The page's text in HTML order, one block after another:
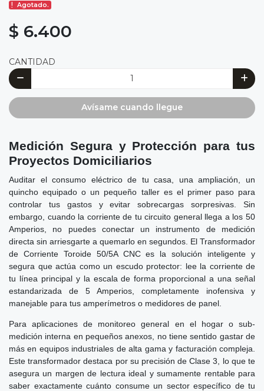
Agotado.
$ 6.400
CANTIDAD
Avísame cuando llegue
Medición Segura y Protección para tus
Proyectos Domiciliarios
Auditar el consumo eléctrico de tu casa, una ampliación, un
quincho equipado o un pequeño taller es el primer paso para
controlar tus gastos y evitar sobrecargas sorpresivas. Sin
embargo, cuando la corriente de tu circuito general llega a los 50
Amperios, no puedes conectar un instrumento de medición
directa sin arriesgarte a quemarlo en segundos. El Transformador
de Corriente Toroide 50/5A CNC es la solución inteligente y
segura que actúa como un escudo protector: lee la corriente de
tu línea principal y la escala de forma proporcional a una señal
estandarizada de 5 Amperios, completamente inofensiva y
manejable para tus amperímetros o medidores de panel.
Para aplicaciones de monitoreo general en el hogar o sub-
medición interna en pequeños anexos, no tiene sentido gastar de
más en equipos industriales de alta gama y facturación compleja.
Este transformador destaca por su precisión de Clase 3, lo que te
asegura un margen de lectura ideal y sumamente rentable para
saber exactamente cuánto consume un sector específico de tu